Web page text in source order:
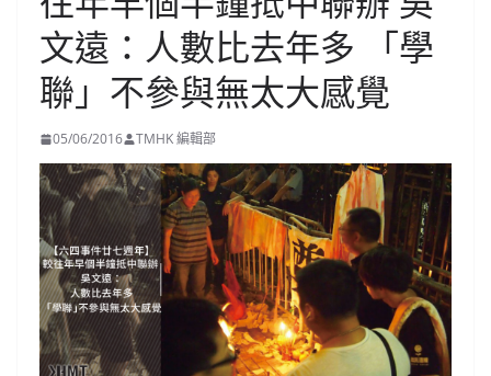
文遠：人數比去年多 「學
聯」不參與無太大感覺
05/06/2016 TMHK 編輯部